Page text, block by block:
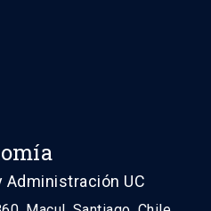
Administración UC